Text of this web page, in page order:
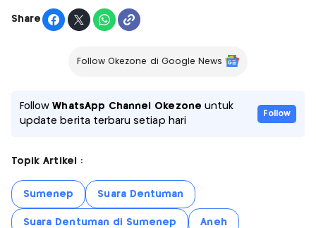
Share
Follow Okezone di Google News
FollowWhatsApp Channel Okezone untuk
update berita terbaru setiap hari
Follow
Topik Artikel :
Sumenep Suara Dentuman
Suara Dentuman di Sumenep Aneh